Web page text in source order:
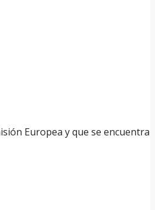
Europea y que se encuentra